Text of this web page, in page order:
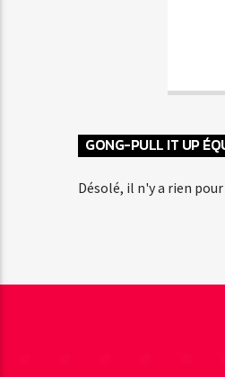
GONG-PULL IT UP
Désolé, il n'y a rien